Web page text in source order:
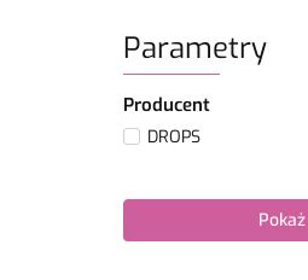
Parametry
Producent
DROPS
Pokaż